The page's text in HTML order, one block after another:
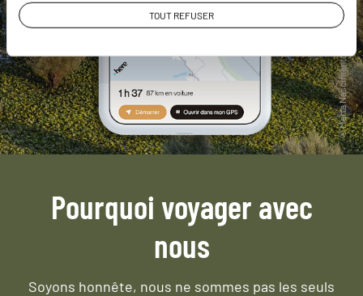
TOUT REFUSER
Pourquoi voyager avec
nous
Soyons honnête, nous ne sommes pas les seuls